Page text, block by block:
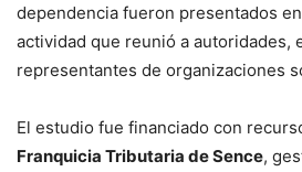
dependencia fueron presentados
actividad que reunió a autoridades,
representantes de organizaciones
El estudio fue financiado con
Franquicia Tributaria de Sence,